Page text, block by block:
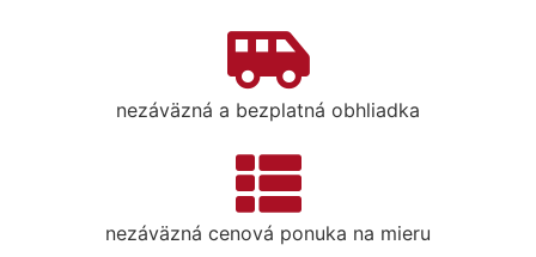
nezáväzná a bezplatná obhliadka
nezáväzná cenová ponuka na mieru